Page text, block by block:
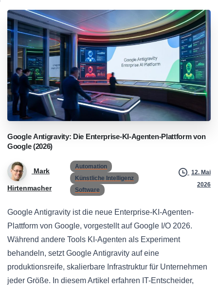
Google Antigravity: Die Enterprise-KI-Agenten-Plattform von
Google (2026)
Mark
Hirtenmacher
Automation
Künstliche Intelligenz
Software
12. Mai
2026
Google Antigravity ist die neue Enterprise-KI-Agenten-
Plattform von Google, vorgestellt auf Google I/O 2026.
Während andere Tools KI-Agenten als Experiment
behandeln, setzt Google Antigravity auf eine
produktionsreife, skalierbare Infrastruktur für Unternehmen
jeder Größe. In diesem Artikel erfahren IT-Entscheider,